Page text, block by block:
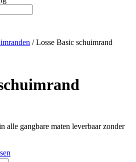
/ Losse Basic schuimrand
alle gangbare maten leverbaar zonder